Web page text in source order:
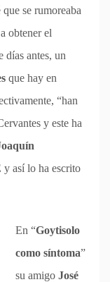
se rumoreaba
obtener el
días antes, un
que hay en
“han
y este ha
y así lo ha escrito
En “Goytisolo
como síntoma”
su amigo José